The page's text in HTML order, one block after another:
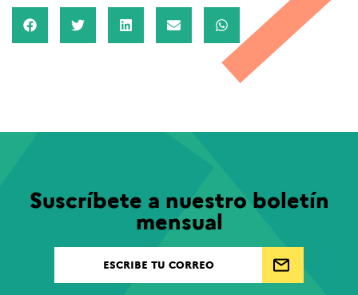
Suscríbete a nuestro boletín
mensual